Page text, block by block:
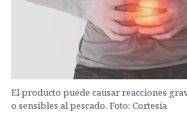
El producto puede causar reacciones
o sensibles al pescado. Foto: Cortesía